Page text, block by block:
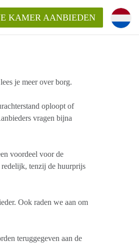
/ Kamers
KAMER AANBIEDEN
je meer over borg.
oploopt of
vragen bijna
voordeel voor de
redelijk, tenzij de huurprijs
Ook raden we aan om
teruggegeven aan de